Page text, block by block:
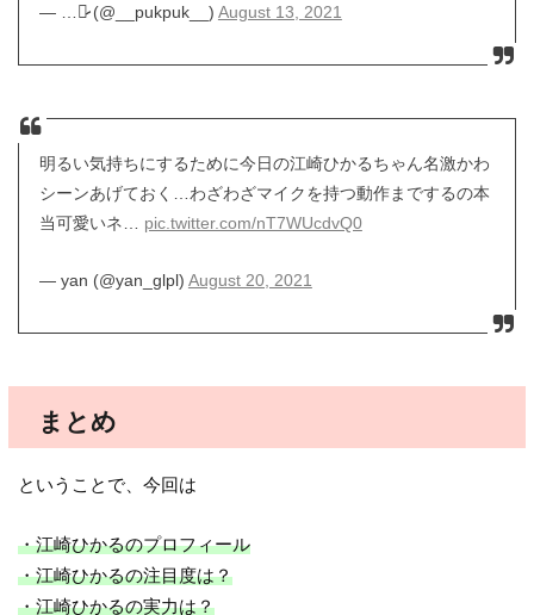
— …♡̷̷ (@__pukpuk__) August 13, 2021
明るい気持ちにするために今日の江崎ひかるちゃん名激かわ
シーンあげておく…わざわざマイクを持つ動作までするの本
当可愛いネ… pic.twitter.com/nT7WUcdvQ0
— yan (@yan_glpl) August 20, 2021
まとめ
ということで、今回は
・江崎ひかるのプロフィール
・江崎ひかるの注目度は？
・江崎ひかるの実力は？